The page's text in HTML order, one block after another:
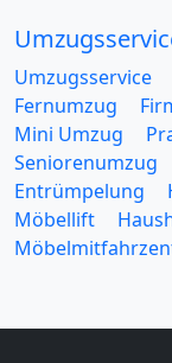
Umzugsservice
Fernumzug
Mini Umzug
Seniorenumzug
Entrümpelung
Möbellift